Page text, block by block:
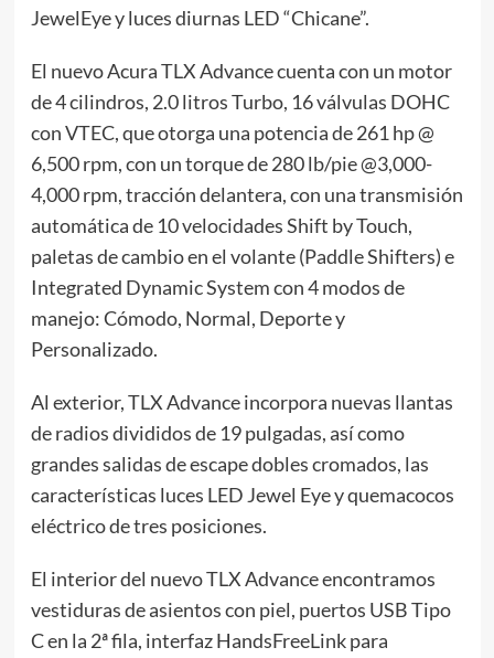
JewelEye y luces diurnas LED “Chicane”.
El nuevo Acura TLX Advance cuenta con un motor
de 4 cilindros, 2.0 litros Turbo, 16 válvulas DOHC
con VTEC, que otorga una potencia de 261 hp @
6,500 rpm, con un torque de 280 lb/pie @3,000-
4,000 rpm, tracción delantera, con una transmisión
automática de 10 velocidades Shift by Touch,
paletas de cambio en el volante (Paddle Shifters) e
Integrated Dynamic System con 4 modos de
manejo: Cómodo, Normal, Deporte y
Personalizado.
Al exterior, TLX Advance incorpora nuevas llantas
de radios divididos de 19 pulgadas, así como
grandes salidas de escape dobles cromados, las
características luces LED Jewel Eye y quemacocos
eléctrico de tres posiciones.
El interior del nuevo TLX Advance encontramos
vestiduras de asientos con piel, puertos USB Tipo
C en la 2ª fila, interfaz HandsFreeLink para